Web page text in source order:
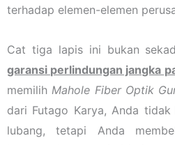
terhadap elemen-elemen
Cat tiga lapis ini bukan
garansi perlindungan jangka
memilih Mahole Fiber Optik
dari Futago Karya, Anda
lubang, tetapi Anda